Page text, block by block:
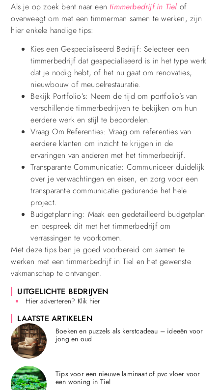
Als je op zoek bent naar eentimmerbedrijf in Tiel of
overweegt om met een timmerman samen te werken, zijn
hier enkele handige tips:
Kies een Gespecialiseerd Bedrijf: Selecteer een
timmerbedrijf dat gespecialiseerd is in het type werk
dat je nodig hebt, of het nu gaat om renovaties,
nieuwbouw of meubelrestauratie.
Bekijk Portfolio’s: Neem de tijd om portfolio’s van
verschillende timmerbedrijven te bekijken om hun
eerdere werk en stijl te beoordelen.
Vraag Om Referenties: Vraag om referenties van
eerdere klanten om inzicht te krijgen in de
ervaringen van anderen met het timmerbedrijf.
Transparante Communicatie: Communiceer duidelijk
over je verwachtingen en eisen, en zorg voor een
transparante communicatie gedurende het hele
project.
Budgetplanning: Maak een gedetailleerd budgetplan
en bespreek dit met het timmerbedrijf om
verrassingen te voorkomen.
Met deze tips ben je goed voorbereid om samen te
werken met een timmerbedrijf in Tiel en het gewenste
vakmanschap te ontvangen.
UITGELICHTE BEDRIJVEN
Hier adverteren? Klik hier
LAATSTE ARTIKELEN
Boeken en puzzels als kerstcadeau – ideeën voor
jong en oud
Tips voor een nieuwe laminaat of pvc vloer voor
een woning in Tiel